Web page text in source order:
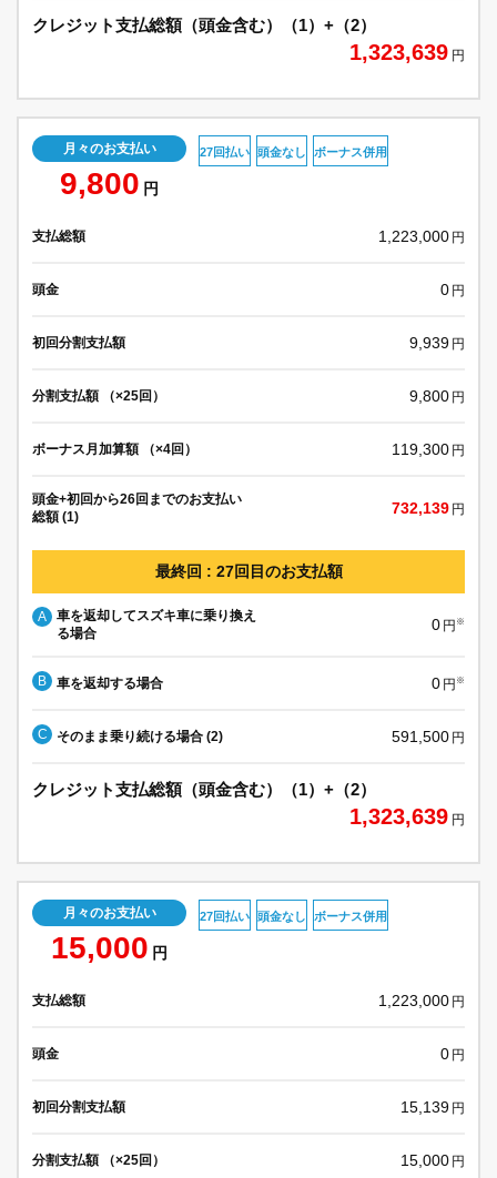
クレジット支払総額（頭金含む）（1）+（2）
1,323,639 円
月々のお支払い
9,800 円
27回払い 頭金なし ボーナス併用
支払総額 1,223,000 円
頭金 0 円
初回分割支払額 9,939 円
分割支払額 （×25回） 9,800 円
ボーナス月加算額 （×4回） 119,300 円
頭金+初回から26回までのお支払い
総額 (1)
732,139 円
最終回 : 27回目のお支払額
A
車を返却してスズキ車に乗り換え
る場合
0 円 ※
B 車を返却する場合 0 円 ※
C そのまま乗り続ける場合 (2) 591,500 円
クレジット支払総額（頭金含む）（1）+（2）
1,323,639 円
月々のお支払い
15,000 円
27回払い 頭金なし ボーナス併用
支払総額 1,223,000 円
頭金 0 円
初回分割支払額 15,139 円
分割支払額 （×25回） 15,000 円